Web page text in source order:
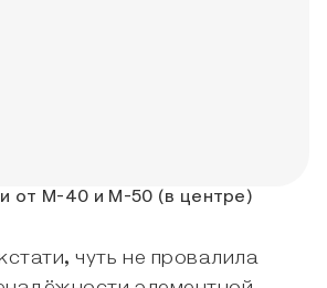
от М-40 и М-50 (в центре)
чуть не провалила